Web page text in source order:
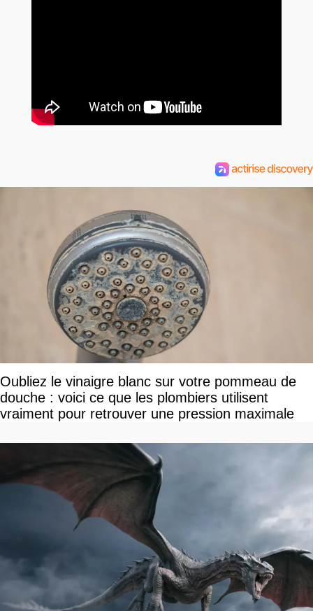
Oubliez le vinaigre blanc sur votre pommeau de
douche : voici ce que les plombiers utilisent
vraiment pour retrouver une pression maximale